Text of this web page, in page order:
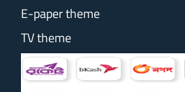
E-paper theme
TV theme